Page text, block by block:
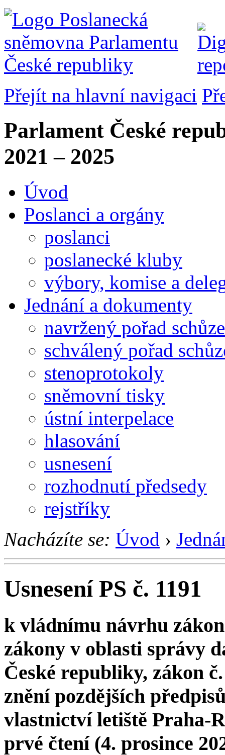
Přejít na hlavní navigaci
Parlament České
2021 – 2025
Úvod
Poslanci a orgány
poslanci
poslanecké kluby
výbory, komise a
Jednání a dokumenty
navržený pořad schůze
schválený pořad
stenoprotokoly
sněmovní tisky
ústní interpelace
hlasování
usnesení
rozhodnutí předsedy
rejstříky
Nacházíte se: Úvod ›
Usnesení PS č. 1191
k vládnímu návrhu
zákony v oblasti správy
České republiky, zákon
znění pozdějších
vlastnictví letiště Praha-
prvé čtení (4. prosince